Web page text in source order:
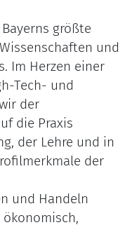
größte
und
Im Herzen einer
Tech- und
der
die Praxis
der Lehre und in
der
und Handeln